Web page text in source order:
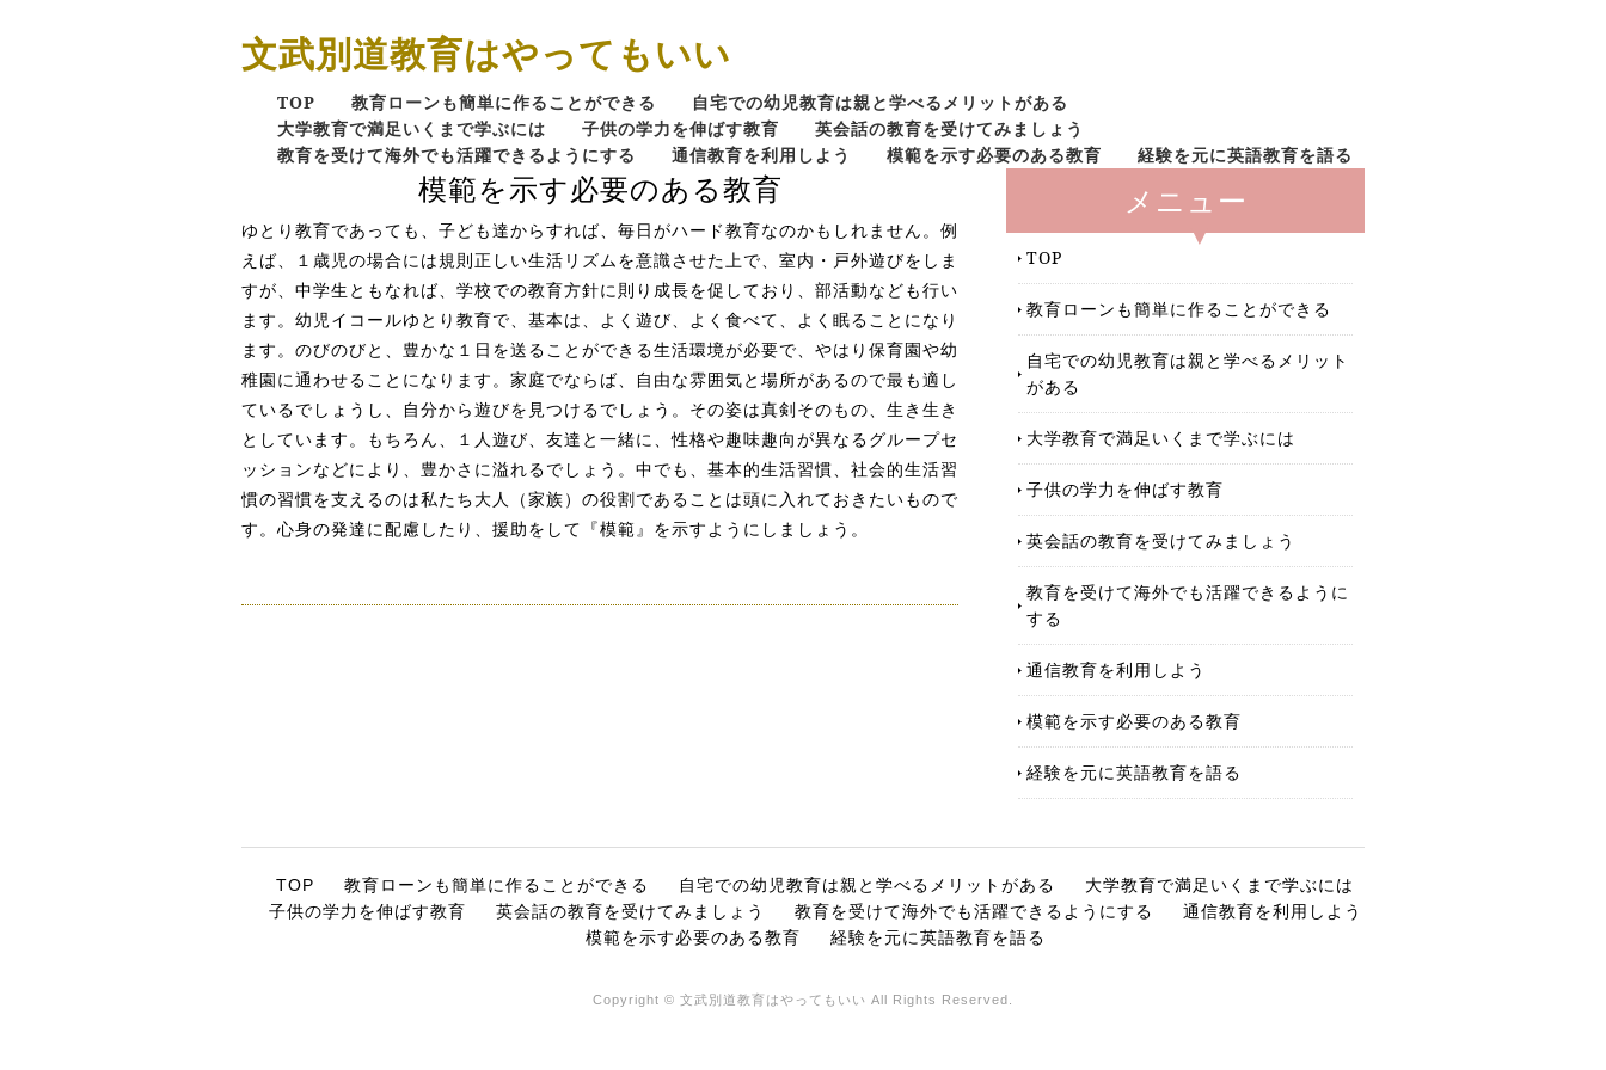
文武別道教育はやってもいい
TOP 教育ローンも簡単に作ることができる
自宅での幼児教育は親と学べるメリットがある
大学教育で満足いくまで学ぶには
子供の学力を伸ばす教育
英会話の教育を受けてみましょう
教育を受けて海外でも活躍できるようにする
通信教育を利用しよう 模範を示す必要のある教育 経験を元に英語教育を語る
メニュー
TOP
教育ローンも簡単に作ることができる
自宅での幼児教育は親と学べるメリット
がある
大学教育で満足いくまで学ぶには
子供の学力を伸ばす教育
英会話の教育を受けてみましょう
教育を受けて海外でも活躍できるように
する
通信教育を利用しよう
模範を示す必要のある教育
経験を元に英語教育を語る
模範を示す必要のある教育
ゆとり教育であっても、子ども達からすれば、毎日がハード教育なのかもしれません。例
えば、１歳児の場合には規則正しい生活リズムを意識させた上で、室内・戸外遊びをしま
すが、中学生ともなれば、学校での教育方針に則り成長を促しており、部活動なども行い
ます。幼児イコールゆとり教育で、基本は、よく遊び、よく食べて、よく眠ることになり
ます。のびのびと、豊かな１日を送ることができる生活環境が必要で、やはり保育園や幼
稚園に通わせることになります。家庭でならば、自由な雰囲気と場所があるので最も適し
ているでしょうし、自分から遊びを見つけるでしょう。その姿は真剣そのもの、生き生き
としています。もちろん、１人遊び、友達と一緒に、性格や趣味趣向が異なるグループセ
ッションなどにより、豊かさに溢れるでしょう。中でも、基本的生活習慣、社会的生活習
慣の習慣を支えるのは私たち大人（家族）の役割であることは頭に入れておきたいもので
す。心身の発達に配慮したり、援助をして『模範』を示すようにしましょう。
TOP 教育ローンも簡単に作ることができる 自宅での幼児教育は親と学べるメリットがある
大学教育で満足いくまで学ぶには
子供の学力を伸ばす教育
英会話の教育を受けてみましょう 教育を受けて海外でも活躍できるようにする
通信教育を利用しよう
模範を示す必要のある教育
経験を元に英語教育を語る
Copyright © 文武別道教育はやってもいい All Rights Reserved.